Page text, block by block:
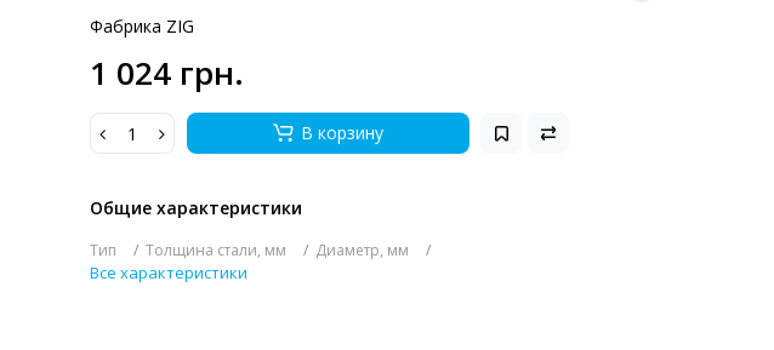
Фабрика ZIG
1 024 грн.
В корзину
Общие характеристики
Тип Толщина стали, мм Диаметр, мм
Все характеристики